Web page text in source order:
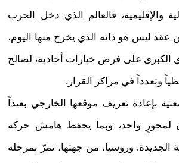
والإقليمية، فالعالم الذي دخل الحرب
عقد ليس هو ذاته الذي يخرج منها اليوم،
الكبرى على فرض خيارات أحادية، لصالح
وتعدداً في مراكز القرار.
بإعادة تعريف موقعها الخارجي بعيداً
لمحورٍ واحد، وبما يحفظ هامش حركة
الجديدة. وروسيا، من جهتها، تمرّ بمرحلة